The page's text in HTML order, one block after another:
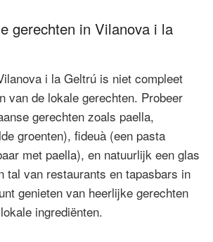
gerechten in Vilanova i la
i la Geltrú is niet compleet
van de lokale gerechten. Probeer
gerechten zoals paella,
groenten), fideuà (een pasta
met paella), en natuurlijk een glas
tal van restaurants en tapasbars in
genieten van heerlijke gerechten
ingrediënten.